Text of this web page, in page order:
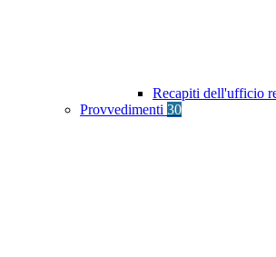
Recapiti dell'ufficio
Provvedimenti 30